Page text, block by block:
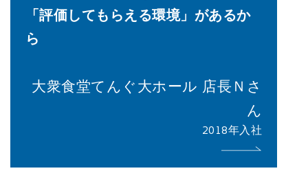
「評価してもらえる環境」があるか
ら
大衆食堂てんぐ大ホール 店長Ｎさ
ん
2018年入社